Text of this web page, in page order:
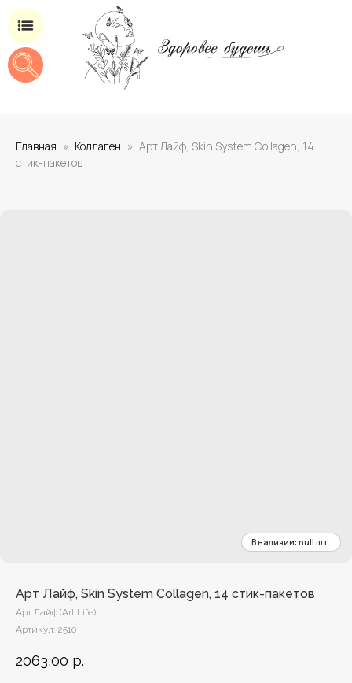
Главная Коллаген
Арт Лайф, Skin System Collagen, 14
стик-пакетов
Арт Лайф, Skin System Collagen, 14 стик-пакетов
Арт Лайф (Art Life)
Артикул: 2510
2063,00 р.